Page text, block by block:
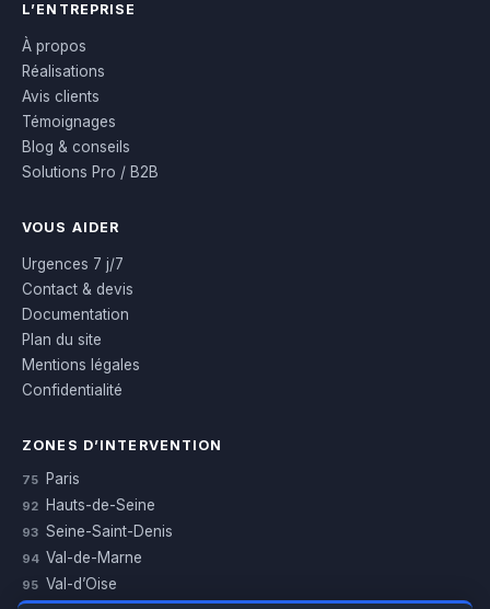
L’ENTREPRISE
À propos
Réalisations
Avis clients
Témoignages
Blog & conseils
Solutions Pro / B2B
VOUS AIDER
Urgences 7 j/7
Contact & devis
Documentation
Plan du site
Mentions légales
Confidentialité
ZONES D’INTERVENTION
75 Paris
92 Hauts-de-Seine
93 Seine-Saint-Denis
94 Val-de-Marne
95 Val-d’Oise